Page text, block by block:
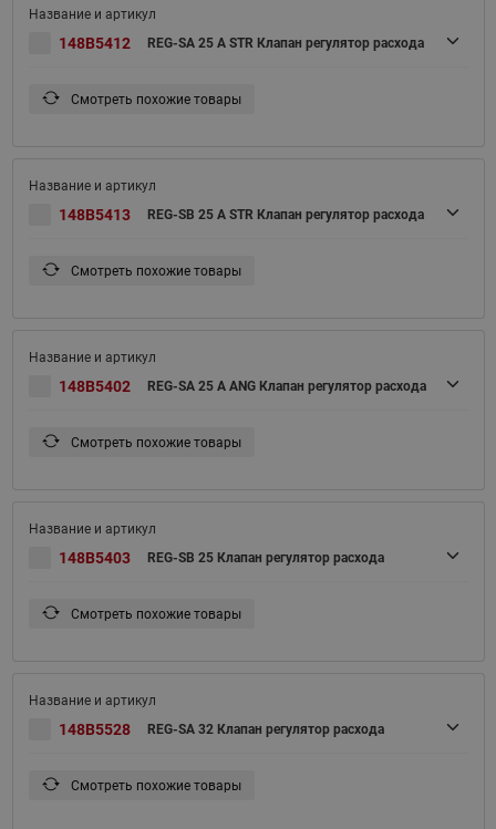
148B5412 REG-SA 25 A STR Клапан регулятор расхода
Смотреть похожие товары
148B5413 REG-SB 25 A STR Клапан регулятор расхода
Смотреть похожие товары
148B5402 REG-SA 25 A ANG Клапан регулятор расхода
Смотреть похожие товары
148B5403 REG-SB 25 Клапан регулятор расхода
Смотреть похожие товары
148B5528 REG-SA 32 Клапан регулятор расхода
Смотреть похожие товары